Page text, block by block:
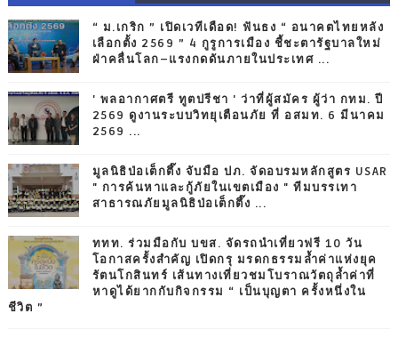
“ ม.เกริก ” เปิดเวทีเดือด! ฟันธง “ อนาคตไทยหลัง
เลือกตั้ง 2569 ” 4 กูรูการเมือง ชี้ชะตารัฐบาลใหม่
ฝ่าคลื่นโลก–แรงกดดันภายในประเทศ ...
' พลอากาศตรี ทูตปรีชา ' ว่าที่ผู้สมัคร ผู้ว่า กทม. ปี
2569 ดูงานระบบวิทยุเตือนภัย ที่ อสมท. 6 มีนาคม
2569 ...
มูลนิธิป่อเต็กตึ๊ง จับมือ ปภ. จัดอบรมหลักสูตร USAR
" การค้นหาและกู้ภัยในเขตเมือง " ทีมบรรเทา
สาธารณภัยมูลนิธิป่อเต็กตึ๊ง ...
ททท. ร่วมมือกับ บขส. จัดรถนำเที่ยวฟรี 10 วัน
โอกาสครั้งสำคัญ เปิดกรุ มรดกธรรมล้ำค่าแห่งยุค
รัตนโกสินทร์ เส้นทางเที่ยวชมโบราณวัตถุล้ำค่าที่
หาดูได้ยากกับกิจกรรม “ เป็นบุญตา ครั้งหนึ่งใน
ชีวิต ”